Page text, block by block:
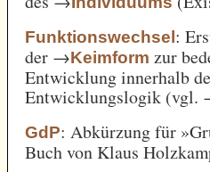
Funktionswechsel:
der →Keimform zur
Entwicklung innerhalb
Entwicklungslogik
GdP: Abkürzung für
Buch von Klaus